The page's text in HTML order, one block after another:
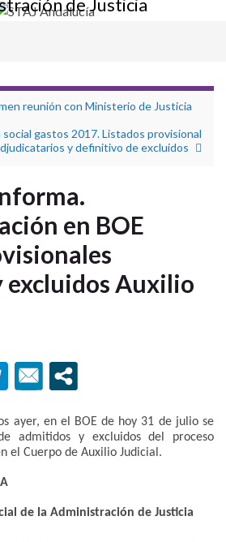
de Justicia
reunión con Ministerio de Justicia
gastos 2017. Listados provisional
y definitivo de excluidos
en BOE
excluidos Auxilio
ayer, en el BOE de hoy 31 de julio se
admitidos y excluidos del proceso
el Cuerpo de Auxilio Judicial.
de la Administración de Justicia